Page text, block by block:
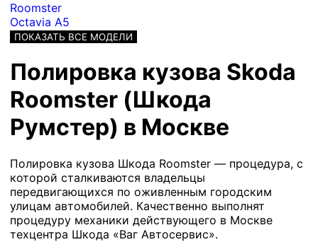
Roomster
Octavia A5
ПОКАЗАТЬ ВСЕ МОДЕЛИ
Полировка кузова Skoda
Roomster (Шкода
Румстер) в Москве
Полировка кузова Шкода Roomster — процедура, с
которой сталкиваются владельцы
передвигающихся по оживленным городским
улицам автомобилей. Качественно выполнят
процедуру механики действующего в Москве
техцентра Шкода «Ваг Автосервис».